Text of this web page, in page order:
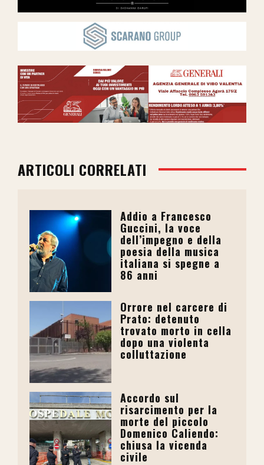
ARTICOLI CORRELATI
Addio a Francesco
Guccini, la voce
dell’impegno e della
poesia della musica
italiana si spegne a
86 anni
Orrore nel carcere di
Prato: detenuto
trovato morto in cella
dopo una violenta
colluttazione
Accordo sul
risarcimento per la
morte del piccolo
Domenico Caliendo:
chiusa la vicenda
civile